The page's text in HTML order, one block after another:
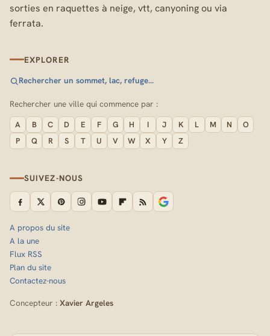
sorties en raquettes à neige, vtt, canyoning ou via
ferrata.
EXPLORER
Rechercher un sommet, lac, refuge…
Rechercher une ville qui commence par :
A B C D E F G H I J K L M N
O
P
Q R S T U V W X Y Z
SUIVEZ-NOUS
A propos du site
A la une
Flux RSS
Plan du site
Contactez-nous
Concepteur : Xavier Argeles